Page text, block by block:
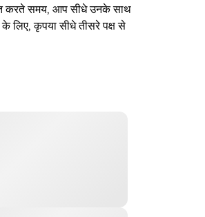
करते समय, आप सीधे उनके साथ
लिए, कृपया सीधे तीसरे पक्ष से